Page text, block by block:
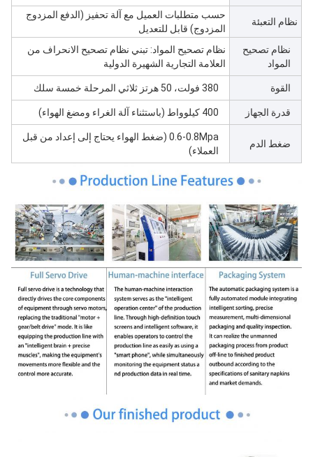
نظام التعبئة
حسب متطلبات العميل مع آلة تحفيز (الدفع المزدوج
المزدوج) قابل للتعديل
نظام تصحيح
المواد
نظام تصحيح المواد: تبني نظام تصحيح الانحراف من
العلامة التجارية الشهيرة الدولية
القوة 380 فولت، 50 هرتز ثلاثي المرحلة خمسة سلك
قدرة الجهاز 400 كيلوواط (باستثناء آلة الغراء ومضغ الهواء)
ضغط الدم
0.6-0.8Mpa (ضغط الهواء يحتاج إلى إعداد من قبل
العملاء)